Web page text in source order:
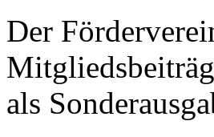
Der
als